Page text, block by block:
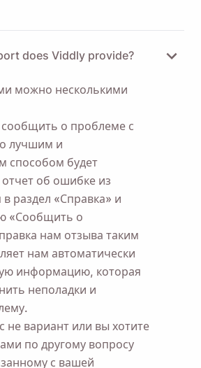
does Viddly provide?
можно несколькими
сообщить о проблеме с
лучшим и
способом будет
об ошибке из
раздел «Справка» и
«Сообщить о
нам отзыва таким
нам автоматически
информацию, которая
неполадки и
не вариант или вы хотите
по другому вопросу
с вашей